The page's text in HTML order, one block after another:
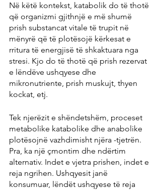
Në këtë kontekst, katabolik do të thotë
që organizmi gjithnjë e më shumë
prish substancat vitale të trupit në
mënyrë që të plotësojë kërkesat e
rritura të energjisë të shkaktuara nga
stresi. Kjo do të thotë që prish rezervat
e lëndëve ushqyese dhe
mikronutriente, prish muskujt, thyen
kockat, etj.
Tek njerëzit e shëndetshëm, proceset
metabolike katabolike dhe anabolike
plotësojnë vazhdimisht njëra -tjetrën.
Pra, ka një çmontim dhe ndërtim
alternativ. Indet e vjetra prishen, indet e
reja ngrihen. Ushqyesit janë
konsumuar, lëndët ushqyese të reja